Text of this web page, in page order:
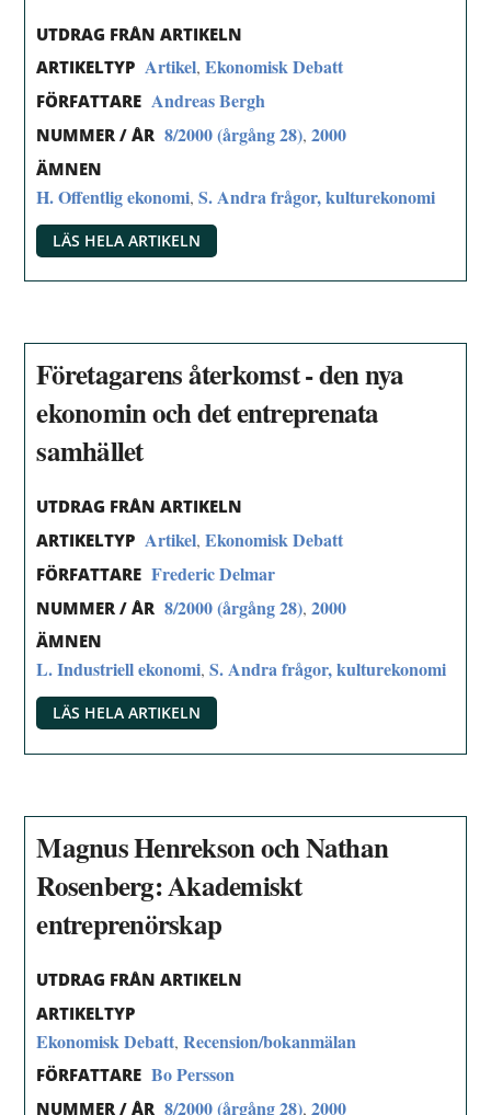
UTDRAG FRÅN ARTIKELN
ARTIKELTYP Artikel,Ekonomisk Debatt
FÖRFATTARE Andreas Bergh
NUMMER / ÅR 8/2000 (årgång 28),2000
ÄMNEN
H. Offentlig ekonomi,S. Andra frågor, kulturekonomi
LÄS HELA ARTIKELN
Företagarens återkomst - den nya
ekonomin och det entreprenata
samhället
UTDRAG FRÅN ARTIKELN
ARTIKELTYP Artikel,Ekonomisk Debatt
FÖRFATTARE Frederic Delmar
NUMMER / ÅR 8/2000 (årgång 28),2000
ÄMNEN
L. Industriell ekonomi,S. Andra frågor, kulturekonomi
LÄS HELA ARTIKELN
Magnus Henrekson och Nathan
Rosenberg: Akademiskt
entreprenörskap
UTDRAG FRÅN ARTIKELN
ARTIKELTYP
Ekonomisk Debatt,Recension/bokanmälan
FÖRFATTARE Bo Persson
NUMMER / ÅR 8/2000 (årgång 28),2000